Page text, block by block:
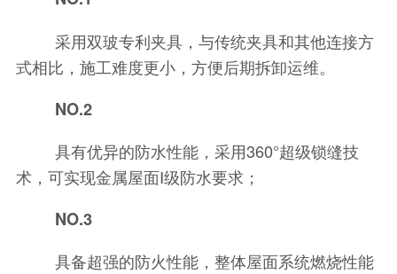
采用双玻专利夹具，与传统夹具和其他连接方
式相比，施工难度更小，方便后期拆卸运维。
NO.2
具有优异的防水性能，采用360°超级锁缝技
术，可实现金属屋面Ⅰ级防水要求；
NO.3
具备超强的防火性能，整体屋面系统燃烧性能